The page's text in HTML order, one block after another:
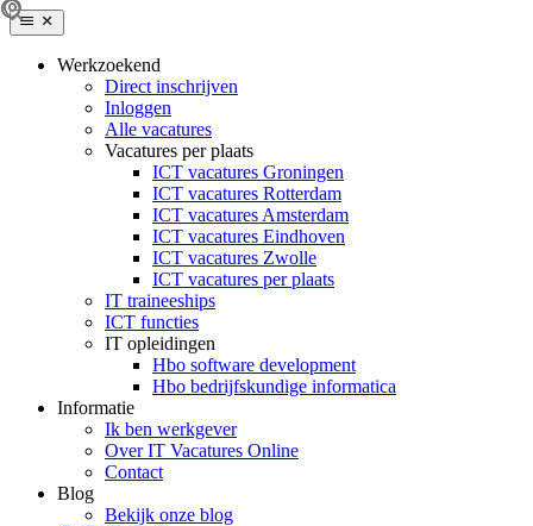
Werkzoekend
Direct inschrijven
Inloggen
Alle vacatures
Vacatures per plaats
ICT vacatures Groningen
ICT vacatures Rotterdam
ICT vacatures Amsterdam
ICT vacatures Eindhoven
ICT vacatures Zwolle
ICT vacatures per plaats
IT traineeships
ICT functies
IT opleidingen
Hbo software development
Hbo bedrijfskundige informatica
Informatie
Ik ben werkgever
Over IT Vacatures Online
Contact
Blog
Bekijk onze blog